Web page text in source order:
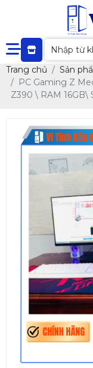
Trang chủ Sản
PC Gaming Z
Z390 \ RAM 16GB\